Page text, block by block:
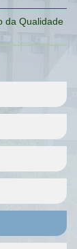
da Qualidade